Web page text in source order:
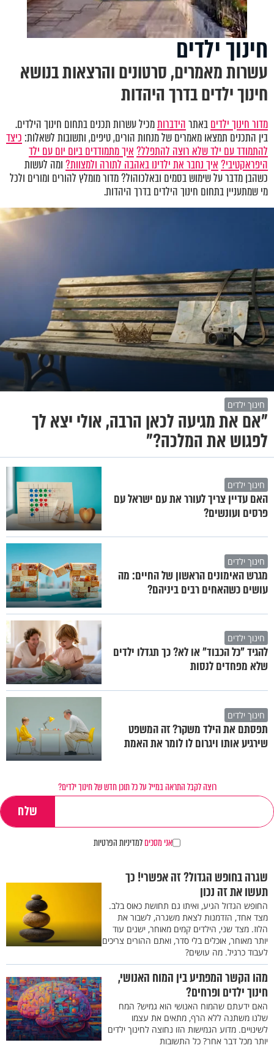
חינוך ילדים
עשרות מאמרים, סרטונים והרצאות בנושא
חינוך ילדים בדרך היהדות
מדור חינוך ילדיםבאתרהידברותמכיל עשרות תכנים בתחום חינוך הילדים.
בין התכנים תמצאו מאמרים של מנחות הורים, טיפים, ותשובות לשאלות: כיצד
להתמודד עם ילד שלא רוצה להתפלל?איך מתמודדים ביום יום עם ילד
היפראקטיבי?איך נחבר את ילדינו באהבה לתורה ולמצוות?ומה לעשות
כשהבן מדבר על שימוש בסמים ובאלכוהול? מדור מומלץ להורים ומורים ולכל
מי שמתעניין בתחום חינוך הילדים בדרך היהדות.
חינוך ילדים
"אם את מגיעה לכאן הרבה, אולי יצא לך
לפגוש את המלכה?"
חינוך ילדים
האם עדיין צריך לעורר את עם ישראל עם
פרסים ועונשים?
חינוך ילדים
מגרש האימונים הראשון של החיים: מה
עושים כשהאחים רבים ביניהם?
חינוך ילדים
להגיד "כל הכבוד" או לא? כך תגדלו ילדים
שלא מפחדים לנסות
חינוך ילדים
תפסתם את הילד משקר? זה המשפט
שירגיע אותו ויגרום לו לומר את האמת
רוצה לקבל התראה במייל על כל תוכן חדש של חינוך ילדים?
אני מסכיםלמדיניות הפרטיות
שגרה בחופש הגדול? זה אפשרי! כך
תעשו את זה נכון
החופש הגדול הגיע, ואיתו גם תחושת כאוס בלב.
מצד אחד, הזדמנות לצאת משגרה, לשבור את
הלוז. מצד שני, הילדים קמים מאוחר, ישנים עוד
יותר מאוחר, אוכלים בלי סדר, ואתם ההורים צריכים
לעבוד כרגיל. מה עושים?
מהו הקשר המפתיע בין המוח האנושי,
חינוך ילדים ופרחים?
האם ידעתם שהמוח האנושי הוא גמיש? המח
שלנו משתנה ללא הרף, מתאים את עצמו
לשינויים. מדוע הגמישות הזו נחוצה לחינוך ילדים
יותר מכל דבר אחר? כל התשובות